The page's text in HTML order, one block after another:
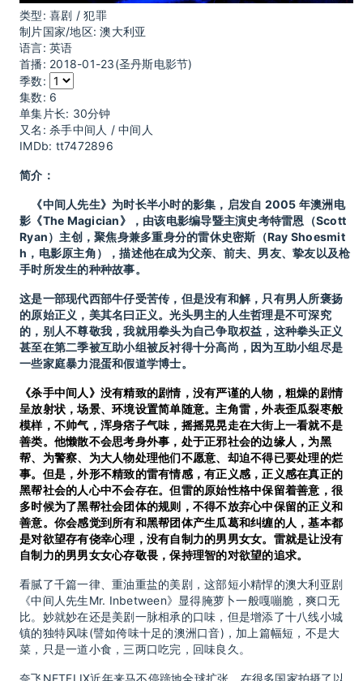
类型: 喜剧 / 犯罪
制片国家/地区: 澳大利亚
语言: 英语
首播: 2018-01-23(圣丹斯电影节)
季数:
集数: 6
单集片长: 30分钟
又名: 杀手中间人 / 中间人
IMDb: tt7472896
简介：
《中间人先生》为时长半小时的影集，启发自 2005 年澳洲电
影《The Magician》，由该电影编导暨主演史考特雷恩（Scott
Ryan）主创，聚焦身兼多重身分的雷休史密斯（Ray Shoesmit
h，电影原主角），描述他在成为父亲、前夫、男友、挚友以及枪
手时所发生的种种故事。
这是一部现代西部牛仔受苦传，但是没有和解，只有男人所褒扬
的原始正义，美其名曰正义。光头男主的人生哲理是不可深究
的，别人不尊敬我，我就用拳头为自己争取权益，这种拳头正义
甚至在第二季被互助小组被反衬得十分高尚，因为互助小组尽是
一些家庭暴力混蛋和假道学博士。
《杀手中间人》没有精致的剧情，没有严谨的人物，粗燥的剧情
呈放射状，场景、环境设置简单随意。主角雷，外表歪瓜裂枣般
模样，不帅气，浑身痞子气味，摇摇晃晃走在大街上一看就不是
善类。他懒散不会思考身外事，处于正邪社会的边缘人，为黑
帮、为警察、为大人物处理他们不愿意、却迫不得已要处理的烂
事。但是，外形不精致的雷有情感，有正义感，正义感在真正的
黑帮社会的人心中不会存在。但雷的原始性格中保留着善意，很
多时候为了黑帮社会团体的规则，不得不放弃心中保留的正义和
善意。你会感觉到所有和黑帮团体产生瓜葛和纠缠的人，基本都
是对欲望存有侥幸心理，没有自制力的男男女女。雷就是让没有
自制力的男男女女心存敬畏，保持理智的对欲望的追求。
看腻了千篇一律、重油重盐的美剧，这部短小精悍的澳大利亚剧
《中间人先生Mr. Inbetween》显得腌萝卜一般嘎嘣脆，爽口无
比。妙就妙在还是美剧一脉相承的口味，但是增添了十八线小城
镇的独特风味(譬如侉味十足的澳洲口音)，加上篇幅短，不是大
菜，只是一道小食，三两口吃完，回味良久。
奈飞NETFLIX近年来马不停蹄地全球扩张，在很多国家拍摄了以